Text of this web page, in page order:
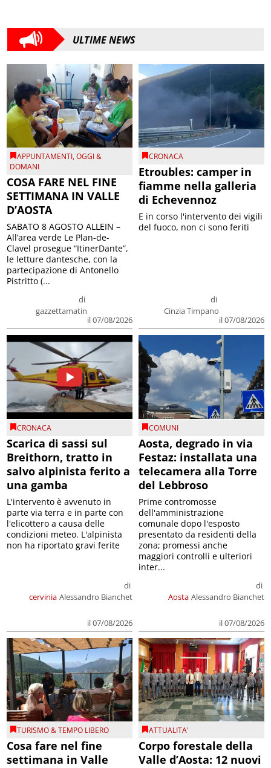
ULTIME NEWS
APPUNTAMENTI,OGGI &
DOMANI
COSA FARE NEL FINE
SETTIMANA IN VALLE
D’AOSTA
di
gazzettamatin
il 07/08/2026
SABATO 8 AGOSTO ALLEIN –
All’area verde Le Plan-de-
Clavel prosegue “ItinerDante”,
le letture dantesche, con la
partecipazione di Antonello
Pistritto (...
CRONACA
Etroubles: camper in
fiamme nella galleria
di Echevennoz
di
Cinzia Timpano
il 07/08/2026
E in corso l'intervento dei vigili
del fuoco, non ci sono feriti
CRONACA
Scarica di sassi sul
Breithorn, tratto in
salvo alpinista ferito a
una gamba
cervinia
di
Alessandro Bianchet
il 07/08/2026
L'intervento è avvenuto in
parte via terra e in parte con
l'elicottero a causa delle
condizioni meteo. L'alpinista
non ha riportato gravi ferite
COMUNI
Aosta, degrado in via
Festaz: installata una
telecamera alla Torre
del Lebbroso
Aosta
di
Alessandro Bianchet
il 07/08/2026
Prime contromosse
dell'amministrazione
comunale dopo l'esposto
presentato da residenti della
zona; promessi anche
maggiori controlli e ulteriori
inter...
TURISMO & TEMPO LIBERO
Cosa fare nel fine
settimana in Valle
ATTUALITA'
Corpo forestale della
Valle d’Aosta: 12 nuovi